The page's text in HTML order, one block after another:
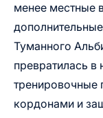
менее местные
Туманного
превратилась в
тренировочные
кордонами и